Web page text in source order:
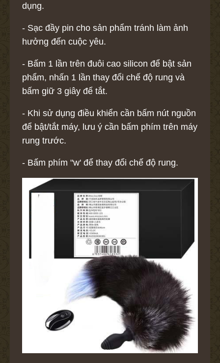
dụng.
- Sạc đầy pin cho sản phẩm tránh làm ảnh
hưởng đến cuộc yêu.
- Bấm 1 lần trên đuôi cao silicon để bật sản
phẩm, nhấn 1 lần thay đổi chế độ rung và
bấm giữ 3 giây để tắt.
- Khi sử dụng điều khiển cần bấm nút nguồn
để bật/tắt máy, lưu ý cần bấm phím trên máy
rung trước.
- Bấm phím "w' để thay đổi chế độ rung.